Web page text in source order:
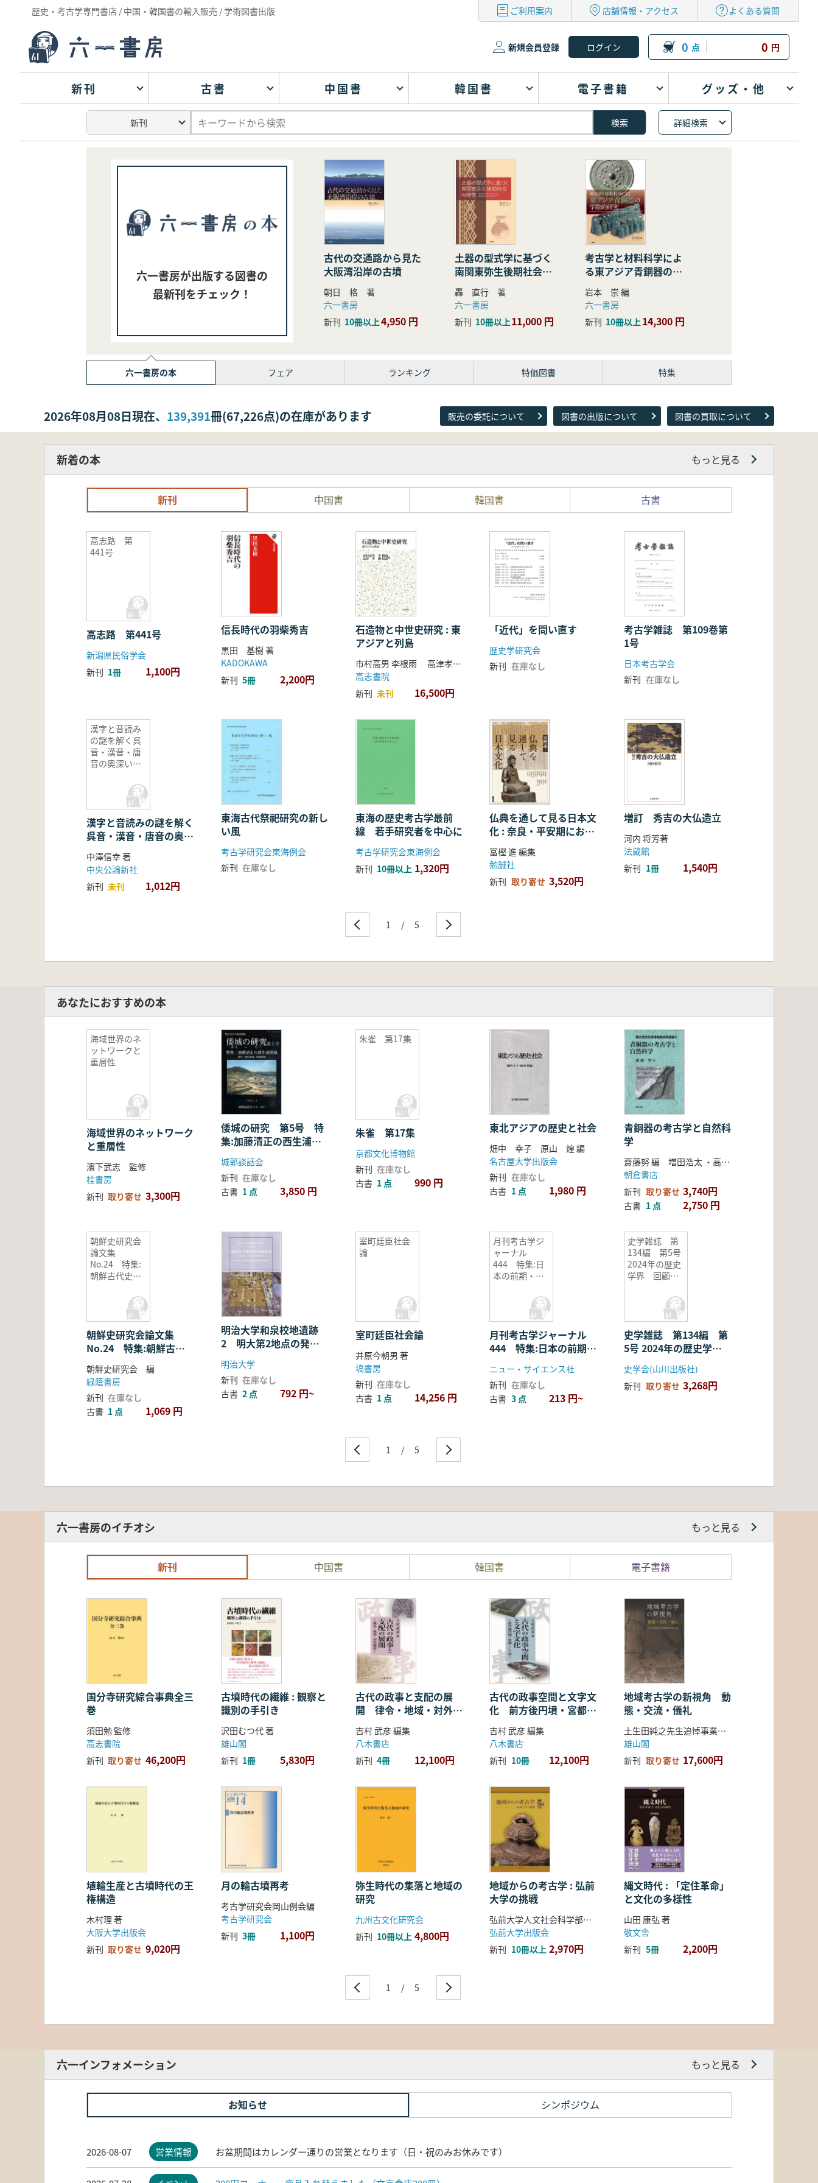
歴史・考古学専門書店 / 中国・韓国書の輸入販売 / 学術図書出版 ご利用案内 店舗情報・アクセス よくある質問
新規会員登録 0 点 0 円
新刊 古書 中国書 韓国書 電子書籍 グッズ・他
詳細検索
六一書房が出版する図書の
最新刊をチェック！
古代の交通路から見た
大阪湾沿岸の古墳
朝日 格 著
六一書房
新刊 10冊以上4,950 円
土器の型式学に基づく
南関東弥生後期社会の
研究
轟 直行 著
六一書房
新刊 10冊以上11,000 円
考古学と材料科学によ
る東アジア青銅器の学
際的研究
岩本 崇 編
六一書房
新刊 10冊以上14,300 円
六一書房の本 フェア ランキング 特価図書 特集
2026年08月08日現在、 139,391冊(67,226点)の在庫があります 販売の委託について 図書の出版について 図書の買取について
新着の本 もっと見る
新刊 中国書 韓国書 古書
高志路 第
441号
高志路 第441号
新潟県民俗学会
新刊 1冊 1,100円
信長時代の羽柴秀吉
黒田 基樹 著
KADOKAWA
新刊 5冊 2,200円
石造物と中世史研究 : 東
アジアと列島
市村高男 李根雨 高津孝 劉恒武 編
高志書院
新刊 未刊 16,500円
「近代」を問い直す
歴史学研究会
新刊 在庫なし
考古学雑誌 第109巻第
1号
日本考古学会
新刊 在庫なし
漢字と音読み
の謎を解く呉
音・漢音・唐
音の奥深い世
漢字と音読みの謎を解く
呉音・漢音・唐音の奥深
い世界
中澤信幸 著
中央公論新社
新刊 未刊 1,012円
東海古代祭祀研究の新し
い風
考古学研究会東海例会
新刊 在庫なし
東海の歴史考古学最前
線 若手研究者を中心に
考古学研究会東海例会
新刊 10冊以上 1,320円
仏典を通して見る日本文
化 : 奈良・平安期におけ
る仏教の受容・融合・展
開
冨樫 進 編集
勉誠社
新刊 取り寄せ 3,520円
増訂 秀吉の大仏造立
河内 将芳著
法蔵館
新刊 1冊 1,540円
1 / 5
あなたにおすすめの本
海域世界のネ
ットワークと
重層性
海域世界のネットワーク
と重層性
濱下武志 監修
桂書房
新刊 取り寄せ 3,300円
倭城の研究 第5号 特
集:加藤清正の西生浦倭
城
城郭談話会
新刊 在庫なし
古書 1 点 3,850 円
朱雀 第17集
朱雀 第17集
京都文化博物館
新刊 在庫なし
古書 1 点 990 円
東北アジアの歴史と社会
畑中 幸子 原山 煌 編
名古屋大学出版会
新刊 在庫なし
古書 1 点 1,980 円
青銅器の考古学と自然科
学
齋藤努 編 増田浩太 ・高田貫太 ・澤田秀実 ・高橋照彦 著
朝倉書店
新刊 取り寄せ 3,740円
古書 1 点 2,750 円
朝鮮史研究会
論文集
No.24 特集:
朝鮮古代史の
朝鮮史研究会論文集
No.24 特集:朝鮮古代
史の争点
朝鮮史研究会 編
緑蔭書房
新刊 在庫なし
古書 1 点 1,069 円
明治大学和泉校地遺跡
2 明大第2地点の発掘
調査
明治大学
新刊 在庫なし
古書 2 点 792 円~
室町廷臣社会
論
室町廷臣社会論
井原今朝男 著
塙書房
新刊 在庫なし
古書 1 点 14,256 円
月刊考古学ジ
ャーナル
444 特集:日
本の前期・中
月刊考古学ジャーナル
444 特集:日本の前期・
ニュー・サイエンス社
新刊 在庫なし
古書 3 点 213 円~
史学雑誌 第
134編 第5号
2024年の歴史
学界 回顧と
史学雑誌 第134編 第
5号 2024年の歴史学
界 回顧と展望
史学会(山川出版社)
新刊 取り寄せ 3,268円
1 / 5
六一書房のイチオシ もっと見る
新刊 中国書 韓国書 電子書籍
国分寺研究綜合事典全三
巻
須田勉 監修
高志書院
新刊 取り寄せ 46,200円
古墳時代の繊維 : 観察と
識別の手引き
沢田むつ代 著
雄山閣
新刊 1冊 5,830円
古代の政事と支配の展
開 律令・地域・対外関
係
吉村 武彦 編集
八木書店
新刊 4冊 12,100円
古代の政事空間と文字文
化 前方後円墳・宮都・
ことば
吉村 武彦 編集
八木書店
新刊 10冊 12,100円
地域考古学の新視角 動
態・交流・儀礼
土生田純之先生追悼事業会 編
雄山閣
新刊 取り寄せ 17,600円
埴輪生産と古墳時代の王
権構造
木村理 著
大阪大学出版会
新刊 取り寄せ 9,020円
月の輪古墳再考
考古学研究会岡山例会編
考古学研究会
新刊 3冊 1,100円
弥生時代の集落と地域の
研究
九州古文化研究会
新刊 10冊以上 4,800円
地域からの考古学 : 弘前
大学の挑戦
弘前大学人文社会科学部北日本考古学研究センター 編
弘前大学出版会
新刊 10冊以上 2,970円
縄文時代 : 「定住革命」
と文化の多様性
山田 康弘 著
敬文舎
新刊 5冊 2,200円
1 / 5
六一インフォメーション もっと見る
お知らせ シンポジウム
2026-08-07 営業情報 お盆期間はカレンダー通りの営業となります（日・祝のみお休みです）